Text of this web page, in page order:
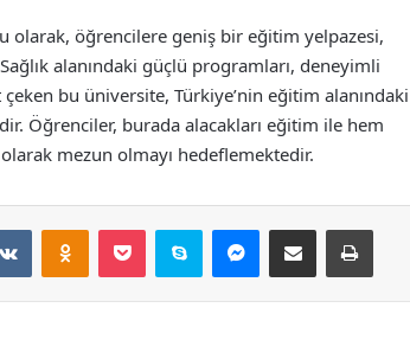
öğrencilere geniş bir eğitim yelpazesi,
alanındaki güçlü programları, deneyimli
bu üniversite, Türkiye’nin eğitim alanındaki
Öğrenciler, burada alacakları eğitim ile hem
mezun olmayı hedeflemektedir.
VKontakteOdnoklassniki
Pocket Skype Messenger
E-Posta ile paylaş Yazdır